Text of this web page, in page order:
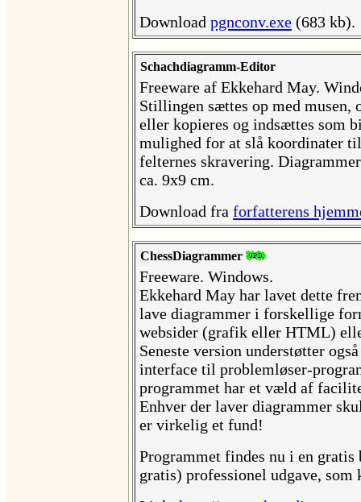
Download pgnconv.exe (683 kb).
Schachdiagramm-Editor
Freeware af Ekkehard May.
Stillingen sættes op med musen,
eller kopieres og indsættes som
mulighed for at slå koordinater
felternes skravering.
ca. 9x9 cm.
Download fra forfatterens
ChessDiagrammer
Freeware. Windows.
Ekkehard May har lavet dette
lave diagrammer i forskellige
websider (grafik eller HTML)
Seneste version understøtter
interface til problemløser-
programmet har et væld af
Enhver der laver diagrammer
er virkelig et fund!
Programmet findes nu i en gratis
gratis) professionel udgave, som